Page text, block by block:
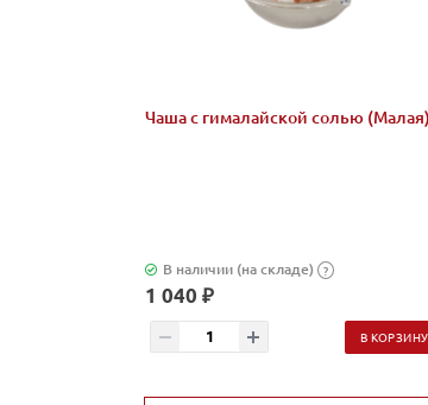
Чаша с гималайской солью (Малая)
В наличии (на складе) ?
1 040 ₽
В КОРЗИНУ